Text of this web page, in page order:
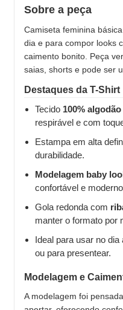
Sobre a peça
Camiseta feminina
dia e para compor looks
caimento bonito. Peça
saias, shorts e pode ser
Destaques da T-Shirt
Tecido 100%
respirável e com
Estampa em alta
durabilidade.
Modelagem baby
confortável e
Gola redonda com
manter o formato por
Ideal para usar no
ou para presentear.
Modelagem e
A modelagem foi